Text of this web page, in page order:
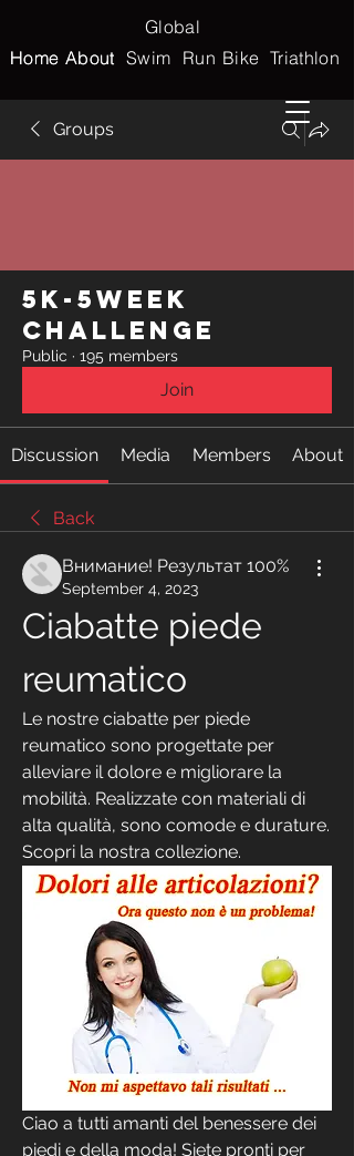
Home
Global
Home
Swim Run Bike Triathlon
About
About
Groups
5k-5week
Challenge
Public · 195 members
Join
Discussion Media Members About
Back
Внимание! Результат 100%
September 4, 2023
Ciabatte piede
reumatico
Le nostre ciabatte per piede
reumatico sono progettate per
alleviare il dolore e migliorare la
mobilità. Realizzate con materiali di
alta qualità, sono comode e durature.
Scopri la nostra collezione.
Ciao a tutti amanti del benessere dei
piedi e della moda! Siete pronti per